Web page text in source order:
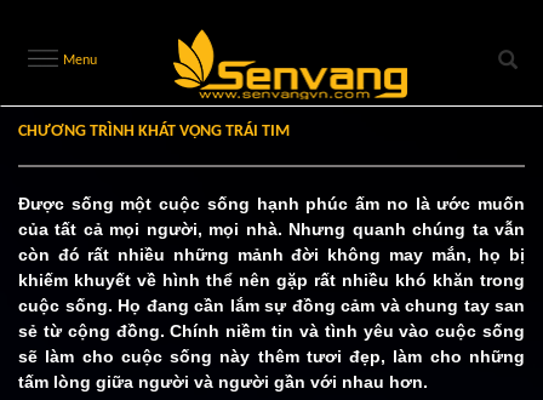
Menu
CHƯƠNG TRÌNH KHÁT VỌNG TRÁI TIM
Được sống một cuộc sống hạnh phúc ấm no là ước muốn
của tất cả mọi người, mọi nhà. Nhưng quanh chúng ta vẫn
còn đó rất nhiều những mảnh đời không may mắn, họ bị
khiếm khuyết về hình thể nên gặp rất nhiều khó khăn trong
cuộc sống. Họ đang cần lắm sự đồng cảm và chung tay san
sẻ từ cộng đồng. Chính niềm tin và tình yêu vào cuộc sống
sẽ làm cho cuộc sống này thêm tươi đẹp, làm cho những
tấm lòng giữa người và người gần với nhau hơn.